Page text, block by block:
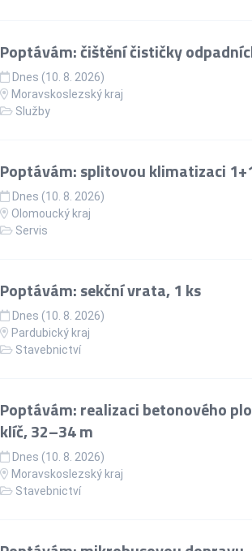
Poptávám: čištění čističky
Dnes (10. 8. 2026)
Moravskoslezský kraj
Služby
Poptávám: splitovou klimatizaci
Dnes (10. 8. 2026)
Olomoucký kraj
Servis
Poptávám: sekční vrata, 1 ks
Dnes (10. 8. 2026)
Pardubický kraj
Stavebnictví
Poptávám: realizaci betonového
klíč, 32–34 m
Dnes (10. 8. 2026)
Moravskoslezský kraj
Stavebnictví